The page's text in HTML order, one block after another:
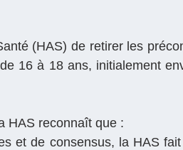
(HAS) de retirer les
16 à 18 ans, initialement
HAS reconnaît que :
et de consensus, la HAS